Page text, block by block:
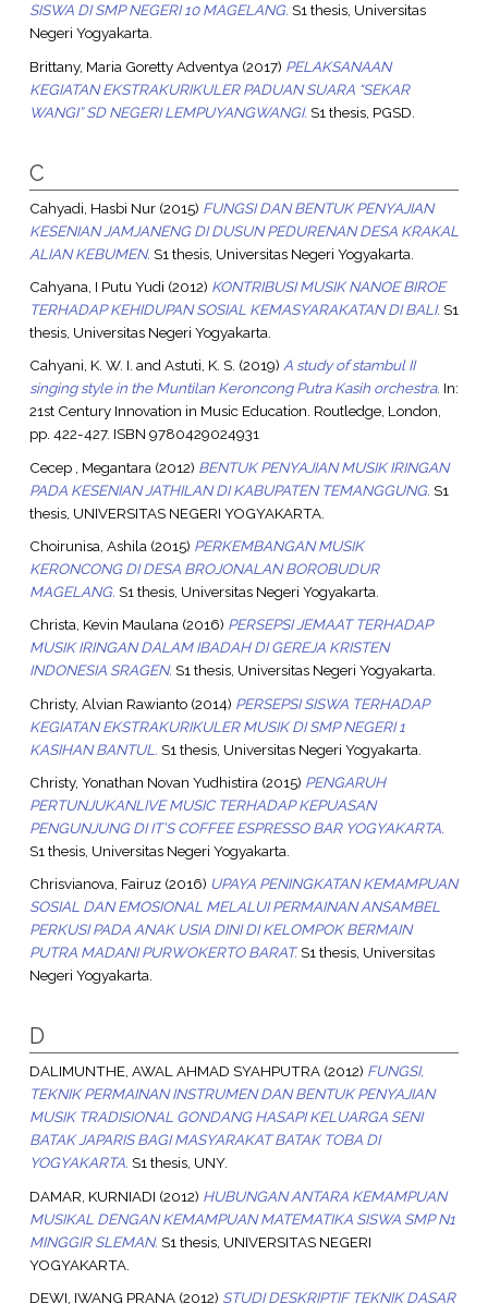
SISWA DI SMP NEGERI 10 MAGELANG. S1 thesis, Universitas
Negeri Yogyakarta.
Brittany, Maria Goretty Adventya (2017) PELAKSANAAN
KEGIATAN EKSTRAKURIKULER PADUAN SUARA “SEKAR
WANGI” SD NEGERI LEMPUYANGWANGI. S1 thesis, PGSD.
C
Cahyadi, Hasbi Nur(2015) FUNGSI DAN BENTUK PENYAJIAN
KESENIAN JAMJANENG DI DUSUN PEDURENAN DESA KRAKAL
ALIAN KEBUMEN. S1 thesis, Universitas Negeri Yogyakarta.
Cahyana, I Putu Yudi (2012) KONTRIBUSI MUSIK NANOE BIROE
TERHADAP KEHIDUPAN SOSIAL KEMASYARAKATAN DI BALI. S1
thesis, Universitas Negeri Yogyakarta.
Cahyani, K. W. I. andAstuti, K. S. (2019) A study of stambul II
singing style in the Muntilan Keroncong Putra Kasih orchestra. In:
21st Century Innovation in Music Education. Routledge, London,
pp. 422-427. ISBN 9780429024931
Cecep , Megantara (2012) BENTUK PENYAJIAN MUSIK IRINGAN
PADA KESENIAN JATHILAN DI KABUPATEN TEMANGGUNG. S1
thesis, UNIVERSITAS NEGERI YOGYAKARTA.
Choirunisa, Ashila (2015) PERKEMBANGAN MUSIK
KERONCONG DI DESA BROJONALAN BOROBUDUR
MAGELANG. S1 thesis, Universitas Negeri Yogyakarta.
Christa, Kevin Maulana(2016) PERSEPSI JEMAAT TERHADAP
MUSIK IRINGAN DALAM IBADAH DI GEREJA KRISTEN
INDONESIA SRAGEN. S1 thesis, Universitas Negeri Yogyakarta.
Christy, Alvian Rawianto(2014) PERSEPSI SISWA TERHADAP
KEGIATAN EKSTRAKURIKULER MUSIK DI SMP NEGERI 1
KASIHAN BANTUL. S1 thesis, Universitas Negeri Yogyakarta.
Christy, Yonathan Novan Yudhistira (2015) PENGARUH
PERTUNJUKANLIVE MUSIC TERHADAP KEPUASAN
PENGUNJUNG DI IT’S COFFEE ESPRESSO BAR YOGYAKARTA.
S1 thesis, Universitas Negeri Yogyakarta.
Chrisvianova, Fairuz(2016) UPAYA PENINGKATAN KEMAMPUAN
SOSIAL DAN EMOSIONAL MELALUI PERMAINAN ANSAMBEL
PERKUSI PADA ANAK USIA DINI DI KELOMPOK BERMAIN
PUTRA MADANI PURWOKERTO BARAT.S1 thesis, Universitas
Negeri Yogyakarta.
D
DALIMUNTHE, AWAL AHMAD SYAHPUTRA(2012) FUNGSI,
TEKNIK PERMAINAN INSTRUMEN DAN BENTUK PENYAJIAN
MUSIK TRADISIONAL GONDANG HASAPI KELUARGA SENI
BATAK JAPARIS BAGI MASYARAKAT BATAK TOBA DI
YOGYAKARTA. S1 thesis, UNY.
DAMAR, KURNIADI (2012) HUBUNGAN ANTARA KEMAMPUAN
MUSIKAL DENGAN KEMAMPUAN MATEMATIKA SISWA SMP N1
MINGGIR SLEMAN. S1 thesis, UNIVERSITAS NEGERI
YOGYAKARTA.
DEWI, IWANG PRANA(2012) STUDI DESKRIPTIF TEKNIK DASAR